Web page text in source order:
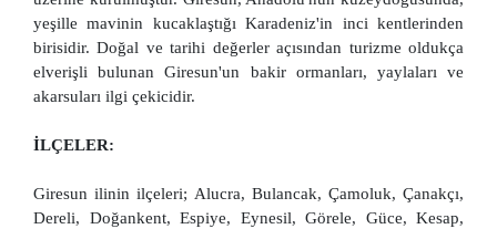
yeşille mavinin kucaklaştığı Karadeniz'in inci kentlerinden
birisidir. Doğal ve tarihi değerler açısından turizme oldukça
elverişli bulunan Giresun'un bakir ormanları, yaylaları ve
akarsuları ilgi çekicidir.
İLÇELER:
Giresun ilinin ilçeleri; Alucra, Bulancak, Çamoluk, Çanakçı,
Dereli, Doğankent, Espiye, Eynesil, Görele, Güce, Kesap,